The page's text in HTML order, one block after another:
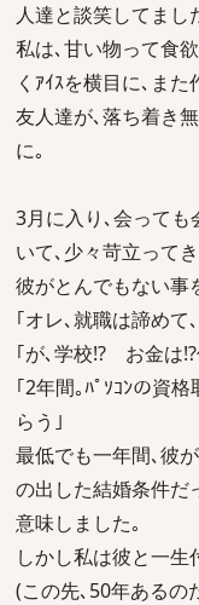
人達と談笑してまし
私は､甘い物って食
くｱｲｽを横目に､ま
友人達が､落ち着き
に｡
3月に入り､会って
いて､少々苛立って
彼がとんでもない事
｢オレ､就職は諦めて
｢が､学校!? お金は!?
｢2年間｡ﾊﾟｿｺﾝの資
らう｣
最低でも一年間､彼
の出した結婚条件
意味しました｡
しかし私は彼と一生
(この先､50年あるの